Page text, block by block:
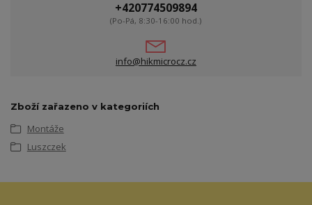
+420774509894
(Po-Pá, 8:30-16:00 hod.)
info@hikmicrocz.cz
Zboží zařazeno v kategoriích
Montáže
Luszczek